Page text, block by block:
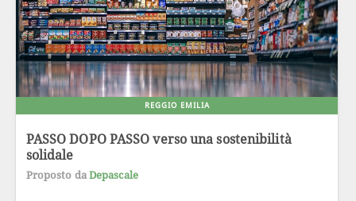
REGGIO EMILIA
PASSO DOPO PASSO verso una sostenibilità
solidale
Proposto daDepascale